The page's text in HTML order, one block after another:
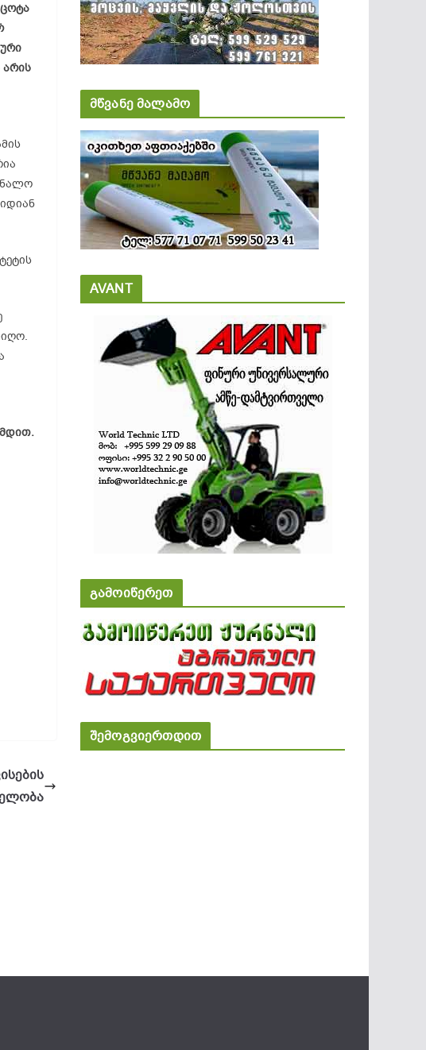
არის
მწვანე მალამო
AVANT
გამოიწერეთ
შემოგვიერთდით